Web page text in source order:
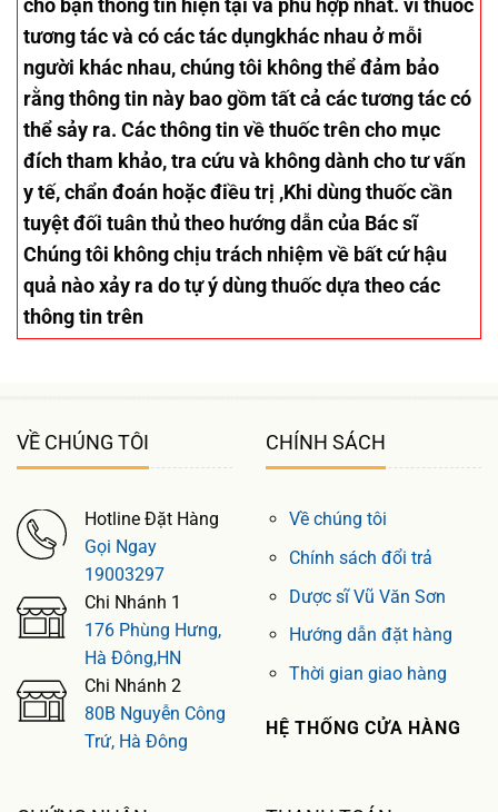
cho bạn thông tin hiện tại và phù hợp nhất. vì thuốc
tương tác và có các tác dụngkhác nhau ở mỗi
người khác nhau, chúng tôi không thể đảm bảo
rằng thông tin này bao gồm tất cả các tương tác có
thể sảy ra. Các thông tin về thuốc trên cho mục
đích tham khảo, tra cứu và không dành cho tư vấn
y tế, chẩn đoán hoặc điều trị ,Khi dùng thuốc cần
tuyệt đối tuân thủ theo hướng dẫn của Bác sĩ
Chúng tôi không chịu trách nhiệm về bất cứ hậu
quả nào xảy ra do tự ý dùng thuốc dựa theo các
thông tin trên
VỀ CHÚNG TÔI
Hotline Đặt Hàng
Gọi Ngay
19003297
Chi Nhánh 1
176 Phùng Hưng,
Hà Đông,HN
Chi Nhánh 2
80B Nguyễn Công
Trứ, Hà Đông
CHÍNH SÁCH
Về chúng tôi
Chính sách đổi trả
Dược sĩ Vũ Văn Sơn
Hướng dẫn đặt hàng
Thời gian giao hàng
HỆ THỐNG CỬA HÀNG